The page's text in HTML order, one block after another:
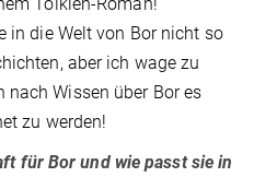
Tolkien-Roman!
in die Welt von Bor nicht so
aber ich wage zu
nach Wissen über Bor es
zu werden!
für Bor und wie passt sie in